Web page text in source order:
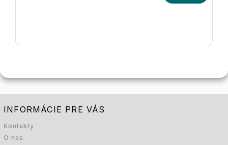
INFORMÁCIE PRE VÁS
Kontakty
O nás